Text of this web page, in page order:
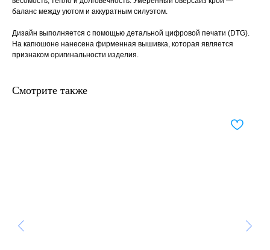
баланс между уютом и аккуратным силуэтом.
Дизайн выполняется с помощью детальной цифровой печати (DTG).
На капюшоне нанесена фирменная вышивка, которая является
признаком оригинальности изделия.
Смотрите также